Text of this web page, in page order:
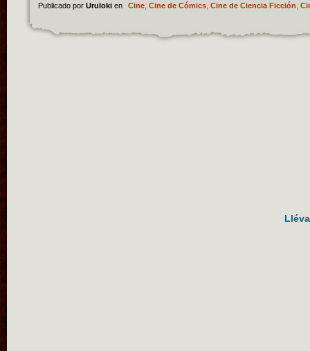
Publicado por Uruloki en Cine, Cine de Cómics, Cine de Ciencia Ficción